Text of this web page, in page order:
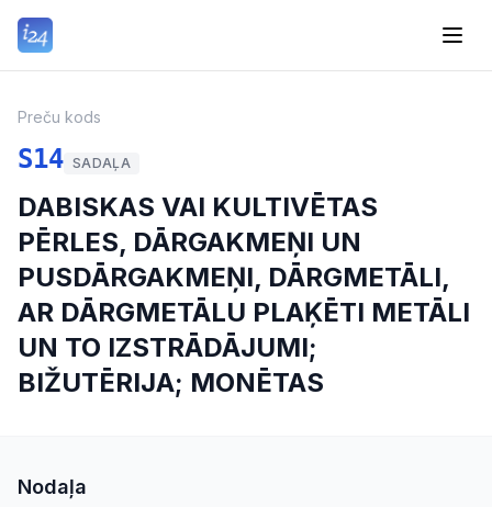
Preču kods
S14 SADAĻA
DABISKAS VAI KULTIVĒTAS
PĒRLES, DĀRGAKMEŅI UN
PUSDĀRGAKMEŅI, DĀRGMETĀLI,
AR DĀRGMETĀLU PLAĶĒTI METĀLI
UN TO IZSTRĀDĀJUMI;
BIŽUTĒRIJA; MONĒTAS
Nodaļa